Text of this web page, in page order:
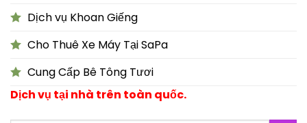
Dịch vụ Khoan Giếng
Cho Thuê Xe Máy Tại SaPa
Cung Cấp Bê Tông Tươi
Dịch vụ tại nhà trên toàn quốc.